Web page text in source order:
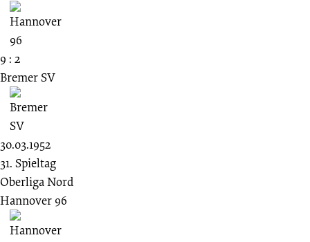
9 : 2
Bremer SV
30.03.1952
31. Spieltag
Oberliga Nord
Hannover 96